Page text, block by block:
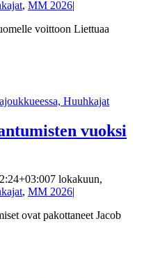
, MM 2026|
voittoon Liettuaa
vuoksi
7 lokakuun,
, MM 2026|
ovat pakottaneet Jacob